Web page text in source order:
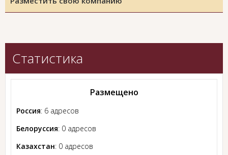
Статистика
Размещено
Россия: 6 адресов
Белоруссия: 0 адресов
Казахстан: 0 адресов